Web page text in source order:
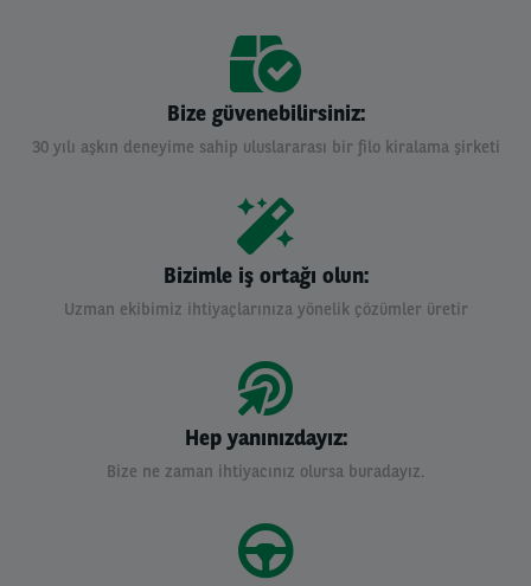
Bize güvenebilirsiniz:
30 yılı aşkın deneyime sahip uluslararası bir filo kiralama şirketi
Bizimle iş ortağı olun:
Uzman ekibimiz ihtiyaçlarınıza yönelik çözümler üretir
Hep yanınızdayız:
Bize ne zaman ihtiyacınız olursa buradayız.